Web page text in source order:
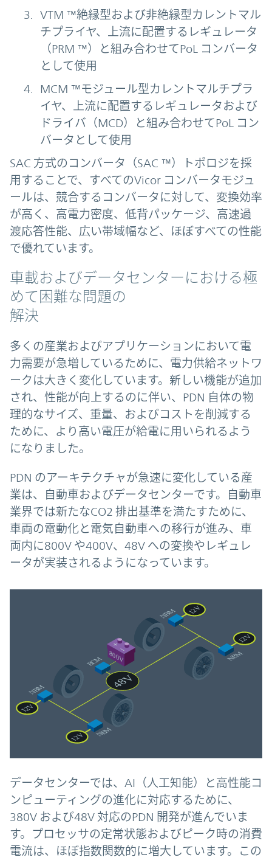
VTM ™絶縁型および非絶縁型カレントマル
チプライヤ、上流に配置するレギュレータ
（PRM ™）と組み合わせてPoL コンバータ
として使用
MCM ™モジュール型カレントマルチプラ
イヤ、上流に配置するレギュレータおよび
ドライバ（MCD）と組み合わせてPoL コン
バータとして使用
SAC 方式のコンバータ（SAC ™）トポロジを採
用することで、すべてのVicor コンバータモジュ
ールは、競合するコンバータに対して、変換効率
が高く、高電力密度、低背パッケージ、高速過
渡応答性能、広い帯域幅など、ほぼすべての性能
で優れています。
車載およびデータセンターにおける極
めて困難な問題の
解決
多くの産業およびアプリケーションにおいて電
力需要が急増しているために、電力供給ネットワ
ークは大きく変化しています。新しい機能が追加
され、性能が向上するのに伴い、PDN 自体の物
理的なサイズ、重量、およびコストを削減する
ために、より高い電圧が給電に用いられるよう
になりました。
PDN のアーキテクチャが急速に変化している産
業は、自動車およびデータセンターです。自動車
業界では新たなCO2 排出基準を満たすために、
車両の電動化と電気自動車への移行が進み、車
両内に800V や400V、48V への変換やレギュレ
ータが実装されるようになっています。
データセンターでは、AI（人工知能）と高性能コ
ンピューティングの進化に対応するために、
380V および48V 対応のPDN 開発が進んでいま
す。プロセッサの定常状態およびピーク時の消費
電流は、ほぼ指数関数的に増大しています。この